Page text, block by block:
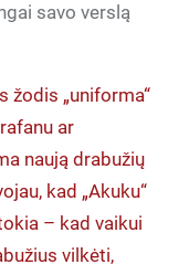
savo verslą
žodis „uniforma“
ar
naują drabužių
kad „Akuku“
– kad vaikui
vilkėti,